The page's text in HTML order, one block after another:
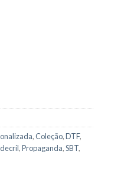
,Coleção,DTF,
,Propaganda,SBT,